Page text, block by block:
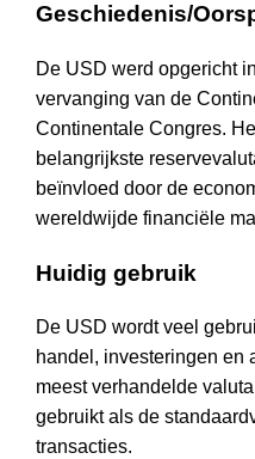
Geschiedenis/
De USD werd opgericht
vervanging van de
Continentale Congres.
belangrijkste
beïnvloed door de
wereldwijde financiële
Huidig gebruik
De USD wordt veel
handel, investeringen en
meest verhandelde
gebruikt als de
transacties.